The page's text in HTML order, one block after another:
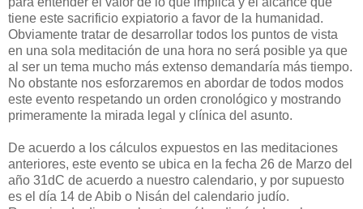
tiene este sacrificio expiatorio a favor de la humanidad.
Obviamente tratar de desarrollar todos los puntos de vista
en una sola meditación de una hora no será posible ya que
al ser un tema mucho más extenso demandaría más tiempo.
No obstante nos esforzaremos en abordar de todos modos
este evento respetando un orden cronológico y mostrando
primeramente la mirada legal y clínica del asunto.
De acuerdo a los cálculos expuestos en las meditaciones
anteriores, este evento se ubica en la fecha 26 de Marzo del
año 31dC de acuerdo a nuestro calendario, y por supuesto
es el día 14 de Abib o Nisán del calendario judío.